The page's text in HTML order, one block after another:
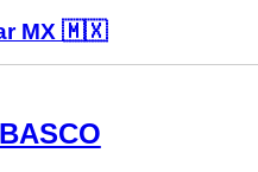
MX 🇲🇽